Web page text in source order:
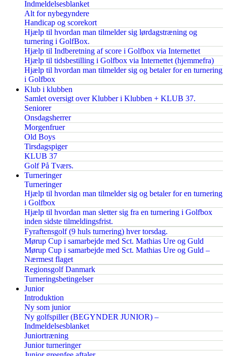
Indmeldelsesblanket
Alt for nybegyndere
Handicap og scorekort
Hjælp til hvordan man tilmelder sig lørdagstræning og
turnering i GolfBox.
Hjælp til Indberetning af score i Golfbox via Internettet
Hjælp til tidsbestilling i Golfbox via Internettet (hjemmefra)
Hjælp til hvordan man tilmelder sig og betaler for en turnering
i Golfbox
Klub i klubben
Samlet oversigt over Klubber i Klubben + KLUB 37.
Seniorer
Onsdagsherrer
Morgenfruer
Old Boys
Tirsdagspiger
KLUB 37
Golf På Tværs.
Turneringer
Turneringer
Hjælp til hvordan man tilmelder sig og betaler for en turnering
i Golfbox
Hjælp til hvordan man sletter sig fra en turnering i Golfbox
inden sidste tilmeldingsfrist.
Fyraftensgolf (9 huls turnering) hver torsdag.
Mørup Cup i samarbejde med Sct. Mathias Ure og Guld
Mørup Cup i samarbejde med Sct. Mathias Ure og Guld –
Nærmest flaget
Regionsgolf Danmark
Turneringsbetingelser
Junior
Introduktion
Ny som junior
Ny golfspiller (BEGYNDER JUNIOR) –
Indmeldelsesblanket
Juniortræning
Junior turneringer